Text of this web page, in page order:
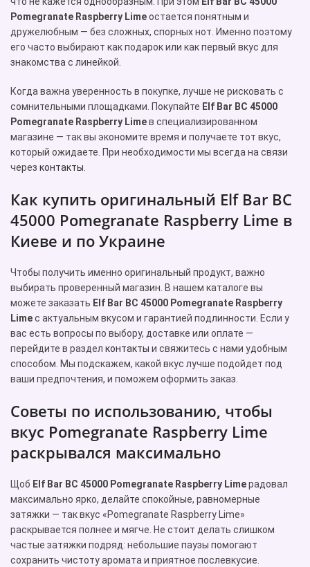
Pomegranate Raspberry Limeостается понятным и
дружелюбным — без сложных, спорных нот. Именно поэтому
его часто выбирают как подарок или как первый вкус для
знакомства с линейкой.
Когда важна уверенность в покупке, лучше не рисковать с
сомнительными площадками. Покупайте Elf Bar BC 45000
Pomegranate Raspberry Limeв специализированном
магазине — так вы экономите время и получаете тот вкус,
который ожидаете. При необходимости мы всегда на связи
через контакты.
Как купить оригинальный Elf Bar BC
45000 Pomegranate Raspberry Lime в
Киеве и по Украине
Чтобы получить именно оригинальный продукт, важно
выбирать проверенный магазин. В нашем каталоге вы
можете заказать Elf Bar BC 45000 Pomegranate Raspberry
Limeс актуальным вкусом и гарантией подлинности. Если у
вас есть вопросы по выбору, доставке или оплате —
перейдите в раздел контакты и свяжитесь с нами удобным
способом. Мы подскажем, какой вкус лучше подойдет под
ваши предпочтения, и поможем оформить заказ.
Советы по использованию, чтобы
вкус Pomegranate Raspberry Lime
раскрывался максимально
Щоб Elf Bar BC 45000 Pomegranate Raspberry Limeрадовал
максимально ярко, делайте спокойные, равномерные
затяжки — так вкус «Pomegranate Raspberry Lime»
раскрывается полнее и мягче. Не стоит делать слишком
частые затяжки подряд: небольшие паузы помогают
сохранить чистоту аромата и приятное послевкусие.